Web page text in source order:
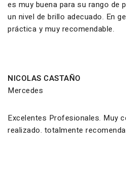
es muy buena para su rango de
un nivel de brillo adecuado. En
práctica y muy recomendable.
NICOLAS CASTAÑO
Mercedes
Excelentes Profesionales. Muy
realizado. totalmente